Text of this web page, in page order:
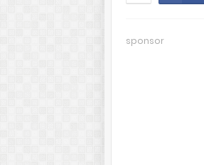
sponsor